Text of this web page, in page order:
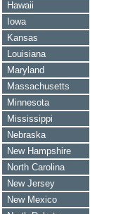
Hawaii
Iowa
Kansas
Louisiana
Maryland
Massachusetts
Minnesota
Mississippi
Nebraska
New Hampshire
North Carolina
New Jersey
New Mexico